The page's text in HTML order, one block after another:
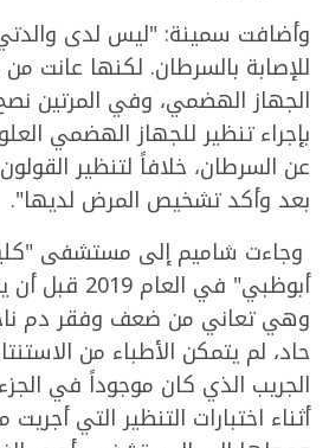
وأضافت سمينة: "ليس لدى
للإصابة بالسرطان. لكنها عانت
الجهاز الهضمي، وفي المرتين
بإجراء تنظير للجهاز الهضمي
عن السرطان، خلافاً لتنظير
بعد وأكد تشخيص المرض لديها".
وجاءت شاميم إلى مستشفى
أبوظبي" في
وهي تعاني من ضعف وفقر دم
حاد، لم يتمكن الأطباء من
الجريب الذي كان موجوداً في
أثناء اختبارات التنظير التي